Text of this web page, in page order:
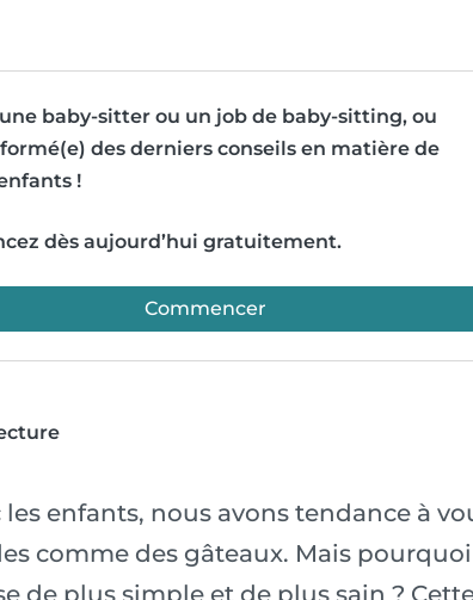
baby-sitter ou un job de baby-sitting, ou
des derniers conseils en matière de
!
dès aujourd’hui gratuitement.
Commencer
enfants, nous avons tendance à
comme des gâteaux. Mais
de plus simple et de plus sain ?